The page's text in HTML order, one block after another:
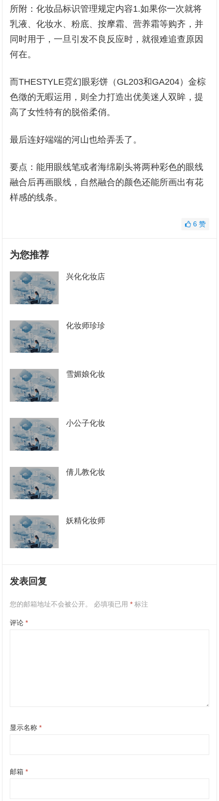
所附：化妆品标识管理规定内容1.如果你一次就将
乳液、化妆水、粉底、按摩霜、营养霜等购齐，并
同时用于，一旦引发不良反应时，就很难追查原因
何在。
而THESTYLE霓幻眼彩饼（GL203和GA204）金棕
色徵的无暇运用，则全力打造出优美迷人双眸，提
高了女性特有的脱俗柔俏。
最后连好端端的河山也给弄丢了。
要点：能用眼线笔或者海绵刷头将两种彩色的眼线
融合后再画眼线，自然融合的颜色还能所画出有花
样感的线条。
6 赞
为您推荐
兴化化妆店
化妆师珍珍
雪媚娘化妆
小公子化妆
倩儿教化妆
妖精化妆师
发表回复
您的邮箱地址不会被公开。 必填项已用* 标注
评论*
显示名称*
邮箱*